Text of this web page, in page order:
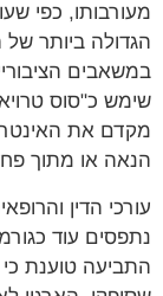
מעורבותו, כפי
במשאבים
שימש כ"סוס
מקדם את
הנאה או מתוך
עורכי הדין
נתפסים עוד
התביעה טוענת